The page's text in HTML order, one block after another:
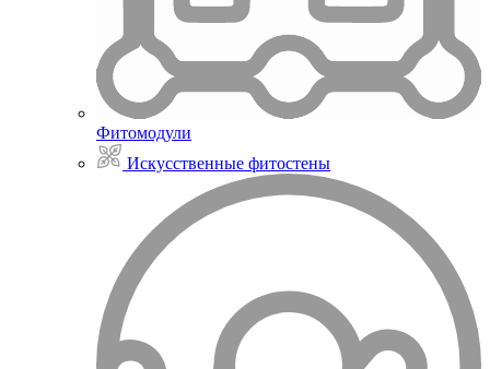
Фитомодули
Искусственные фитостены